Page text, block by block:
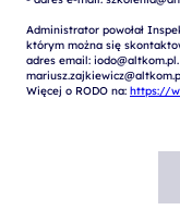
Administrator powołał
którym można się
adres email:
Więcej o RODO na: https://